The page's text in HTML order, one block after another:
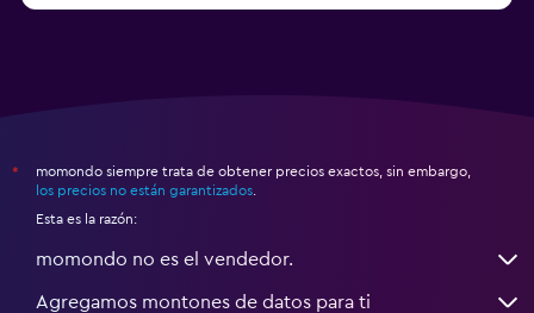
*
momondo siempre trata de obtener precios exactos, sin embargo,
los precios no están garantizados
Esta es la razón:
momondo no es el vendedor.
Agregamos montones de datos para ti